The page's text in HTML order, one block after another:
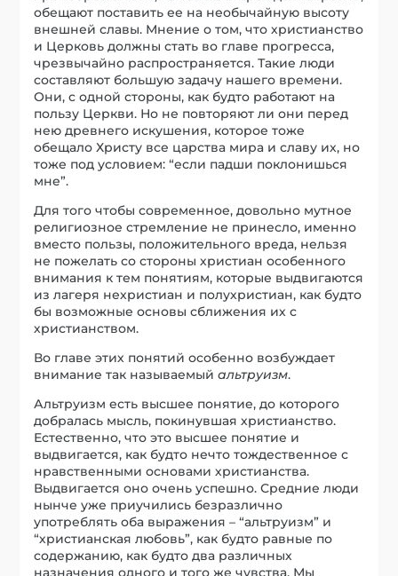
обещают поставить ее на необычайную высоту
внешней славы. Мнение о том, что христианство
и Церковь должны стать во главе прогресса,
чрезвычайно распространяется. Такие люди
составляют большую задачу нашего времени.
Они, с одной стороны, как будто работают на
пользу Церкви. Но не повторяют ли они перед
нею древнего искушения, которое тоже
обещало Христу все царства мира и славу их, но
тоже под условием: “если падши поклонишься
мне”.
Для того чтобы современное, довольно мутное
религиозное стремление не принесло, именно
вместо пользы, положительного вреда, нельзя
не пожелать со стороны христиан особенного
внимания к тем понятиям, которые выдвигаются
из лагеря нехристиан и полухристиан, как будто
бы возможные основы сближения их с
христианством.
Во главе этих понятий особенно возбуждает
внимание так называемыйальтруизм.
Альтруизм есть высшее понятие, до которого
добралась мысль, покинувшая христианство.
Естественно, что это высшее понятие и
выдвигается, как будто нечто тождественное с
нравственными основами христианства.
Выдвигается оно очень успешно. Средние люди
нынче уже приучились безразлично
употреблять оба выражения – “альтруизм” и
“христианская любовь”, как будто равные по
содержанию, как будто два различных
назначения одного и того же чувства. Мы